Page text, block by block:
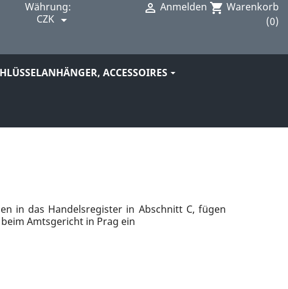
Währung:
CZK 
 Anmelden shopping_cart Warenkorb
(0)
ACCESSOIRES
in das Handelsregister in Abschnitt C, fügen
beim Amtsgericht in Prag ein